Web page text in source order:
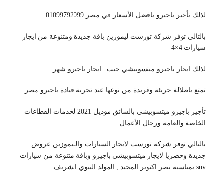
لذلك تأجير باجيرو بافضل الأسعار في مصر 01099792099
بالتالي توفر شركة تورست ليموزين باقة جديدة ومتنوعة من ايجار
سيارات 4×4
لذلك ايجار باجيرو ميتسوبيشي جيب | ايجار باجيرو شهر
تمتع باطلالة جريئة وفريدة من نوعها عند تجربة قيادة باجيرو مصر
تأجير باجيرو ميتسوبيشي بالسائق موديل 2021 لخدمات القطاعات
الخاصة والعامة ورجال الأعمال
بالتالي توفر شركة تورست لايجار السيارات والليموزين عروض
جديدة وحصريا لايجار ميتسوبيشي باجيرو وباقة متنوعة من سيارات
suv بمناسبة نصر اكتوبر المجيد , المولد النبوي الشريف